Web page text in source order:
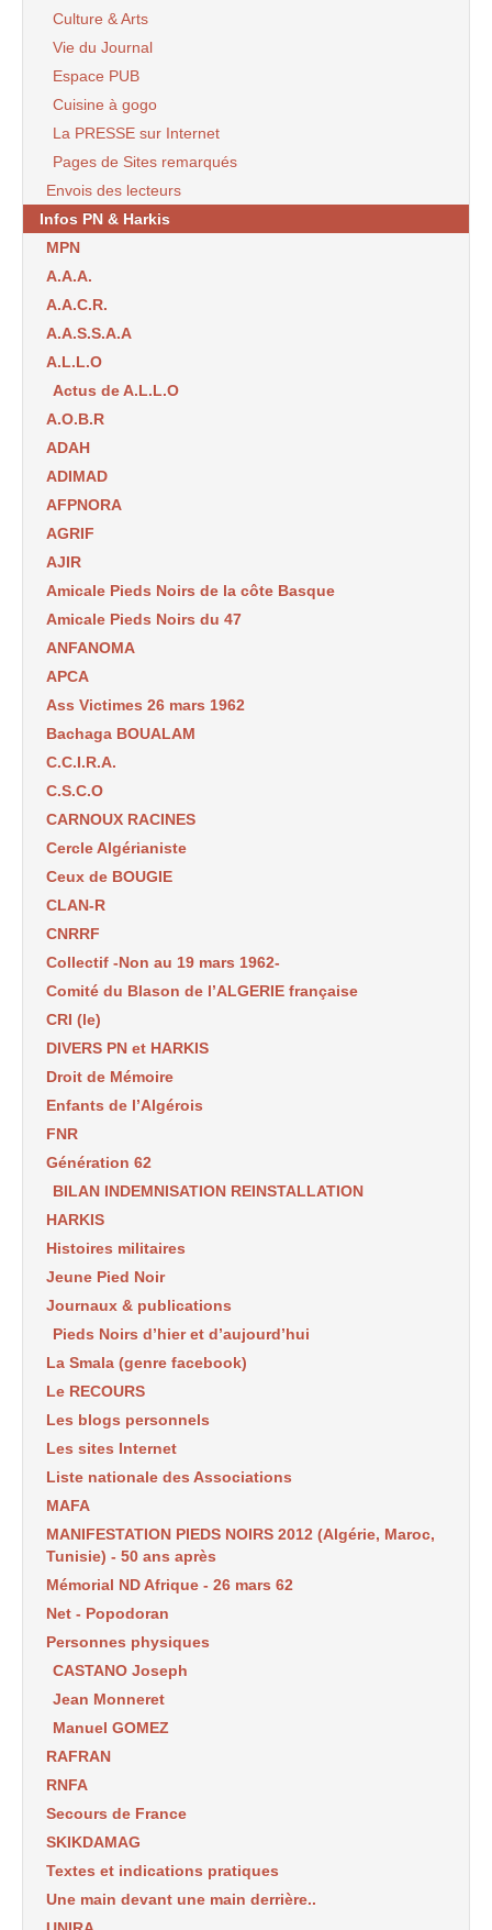
Culture & Arts
Vie du Journal
Espace PUB
Cuisine à gogo
La PRESSE sur Internet
Pages de Sites remarqués
Envois des lecteurs
Infos PN & Harkis
MPN
A.A.A.
A.A.C.R.
A.A.S.S.A.A
A.L.L.O
Actus de A.L.L.O
A.O.B.R
ADAH
ADIMAD
AFPNORA
AGRIF
AJIR
Amicale Pieds Noirs de la côte Basque
Amicale Pieds Noirs du 47
ANFANOMA
APCA
Ass Victimes 26 mars 1962
Bachaga BOUALAM
C.C.I.R.A.
C.S.C.O
CARNOUX RACINES
Cercle Algérianiste
Ceux de BOUGIE
CLAN-R
CNRRF
Collectif -Non au 19 mars 1962-
Comité du Blason de l’ALGERIE française
CRI (le)
DIVERS PN et HARKIS
Droit de Mémoire
Enfants de l’Algérois
FNR
Génération 62
BILAN INDEMNISATION REINSTALLATION
HARKIS
Histoires militaires
Jeune Pied Noir
Journaux & publications
Pieds Noirs d’hier et d’aujourd’hui
La Smala (genre facebook)
Le RECOURS
Les blogs personnels
Les sites Internet
Liste nationale des Associations
MAFA
MANIFESTATION PIEDS NOIRS 2012 (Algérie, Maroc,
Tunisie) - 50 ans après
Mémorial ND Afrique - 26 mars 62
Net - Popodoran
Personnes physiques
CASTANO Joseph
Jean Monneret
Manuel GOMEZ
RAFRAN
RNFA
Secours de France
SKIKDAMAG
Textes et indications pratiques
Une main devant une main derrière..